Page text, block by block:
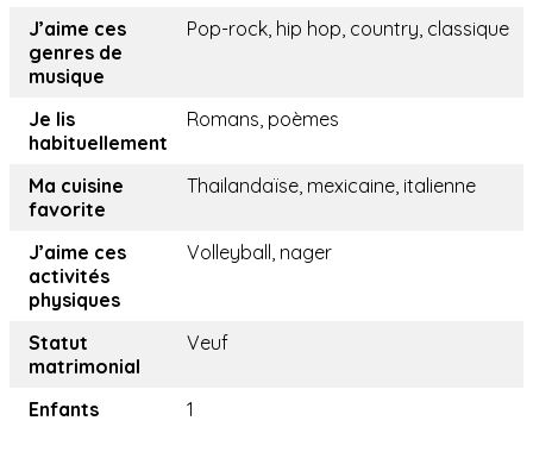
J’aime ces
genres de
musique
Pop-rock, hip hop, country, classique
Je lis
habituellement
Romans, poèmes
Ma cuisine
favorite
Thailandaïse, mexicaine, italienne
J’aime ces
activités
physiques
Volleyball, nager
Statut
matrimonial
Veuf
Enfants 1